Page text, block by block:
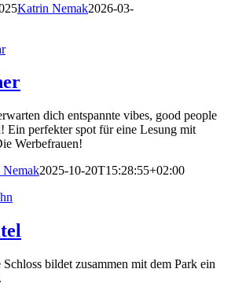
Katrin Nemak2026-03-
dich entspannte vibes, good people
Ein perfekter spot für eine Lesung mit
Werbefrauen!
2025-10-20T15:28:55+02:00
Schloss bildet zusammen mit dem Park ein